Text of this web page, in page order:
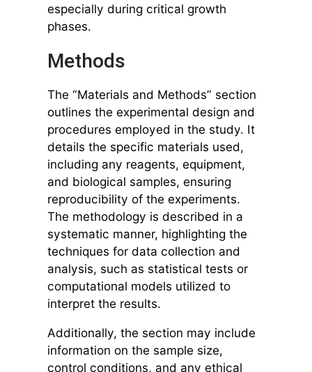
especially during critical growth
phases.
Methods
The “Materials and Methods” section
outlines the experimental design and
procedures employed in the study. It
details the specific materials used,
including any reagents, equipment,
and biological samples, ensuring
reproducibility of the experiments.
The methodology is described in a
systematic manner, highlighting the
techniques for data collection and
analysis, such as statistical tests or
computational models utilized to
interpret the results.
Additionally, the section may include
information on the sample size,
control conditions, and any ethical